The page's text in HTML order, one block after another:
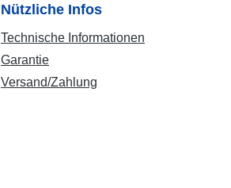
Nützliche Infos
Technische Informationen
Garantie
Versand/Zahlung